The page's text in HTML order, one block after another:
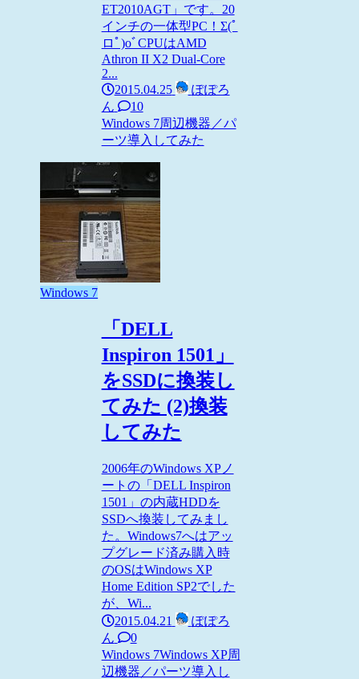
ET2010AGT」です。20
インチの一体型PC！Σ(ﾟ
ロﾟ)oﾞCPUはAMD
Athron II X2 Dual-Core
2...
2015.04.25
ぽぽろ
ん
10
Windows 7周辺機器／パ
ーツ導入してみた
Windows 7
「DELL
Inspiron 1501」
をSSDに換装し
てみた (2)換装
してみた
2006年のWindows XPノ
ートの「DELL Inspiron
1501」の内蔵HDDを
SSDへ換装してみまし
た。Windows7へはアッ
プグレード済み購入時
のOSはWindows XP
Home Edition SP2でした
が、Wi...
2015.04.21
ぽぽろ
ん
0
Windows 7Windows XP周
辺機器／パーツ導入し